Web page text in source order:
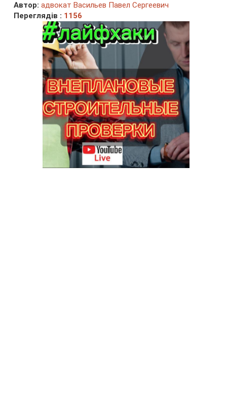
Автор: адвокат Васильев Павел Сергеевич
Переглядів : 1156